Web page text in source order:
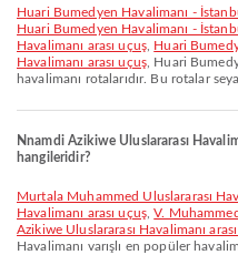
Huari Bumedyen Havalimanı -
Huari Bumedyen Havalimanı -
Havalimanı arası uçuş, Huari
Havalimanı arası uçuş, Huari
havalimanı rotalarıdır. Bu rotalar
Nnamdi Azikiwe Uluslararası
hangileridir?
Murtala Muhammed Uluslararası Havalimanı - Nnamdi Azikiwe Uluslararası
Havalimanı arası uçuş,V.
Azikiwe Uluslararası Havalimanı
Havalimanı varışlı en popüler